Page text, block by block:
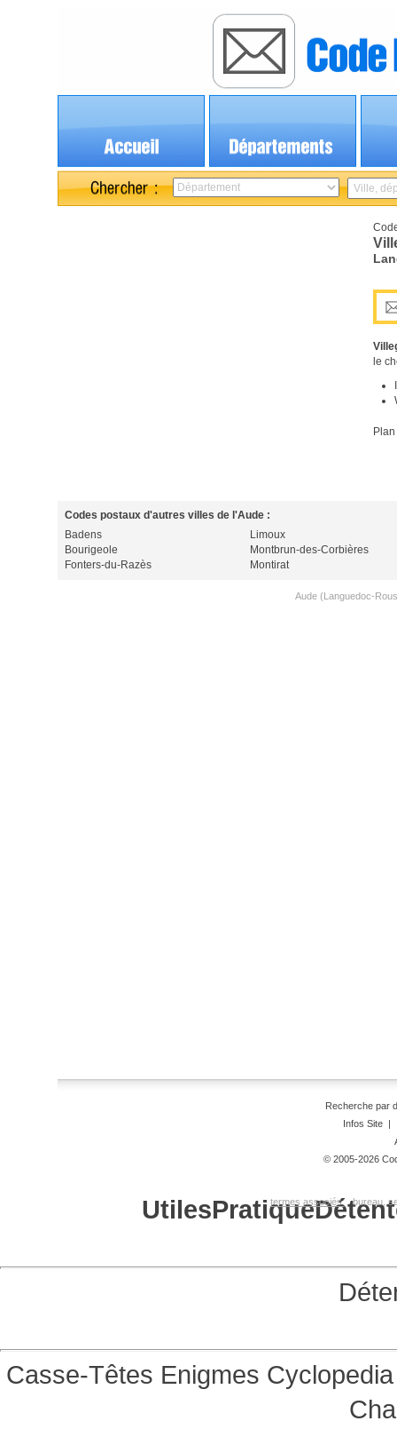
le
Codes postaux d'autres villes de l'Aude :
Badens
Bourigeole
Fonters-du-Razès
Limoux
Montbrun-des-Corbières
Montirat
Aude (Languedoc-
Recherche par
Infos Site|
© 2005-2026
termes associés: bureau,
UtilesPratique
Casse-Têtes Enigmes